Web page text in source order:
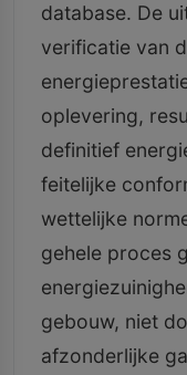
database. De
verificatie van
oplevering,
definitief
feitelijke
wettelijke
gehele proces
gebouw, niet
afzonderlijke